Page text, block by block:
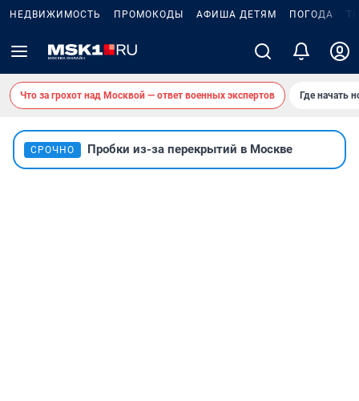
НЕДВИЖИМОСТЬ ПРОМОКОДЫ АФИША ДЕТЯМ ПОГОДА
Что за грохот над Москвой — ответ военных экспертов Где начать
СРОЧНО Пробки из-за перекрытий в Москве